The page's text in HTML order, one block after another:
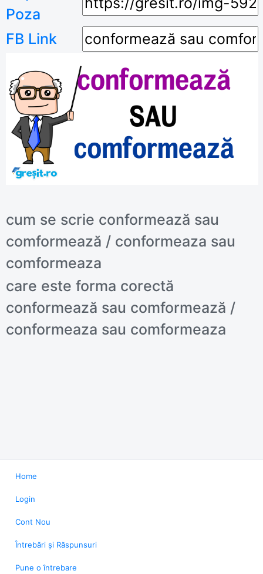
Poza
FB Link
cum se scrie conformează sau
comformează / conformeaza sau
comformeaza
care este forma corectă
conformează sau comformează /
conformeaza sau comformeaza
Home
Login
Cont Nou
Întrebări și Răspunsuri
Pune o întrebare